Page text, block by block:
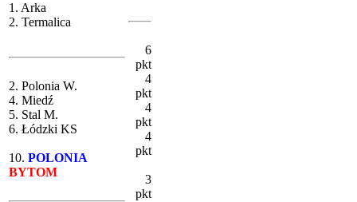
1. Arka
2. Termalica
2. Polonia W.
4. Miedź
5. Stal M.
6. Łódzki KS
10. POLONIA
BYTOM
6
pkt
4
pkt
4
pkt
4
pkt
3
pkt